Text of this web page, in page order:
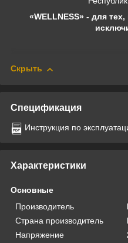
«WELLNESS» - для
Скрыть
Спецификация
Инструкция по
Характеристики
Основные
Производитель
Страна производитель
Напряжение